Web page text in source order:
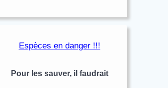
Espèces en danger !!!
Pour les sauver, il faudrait